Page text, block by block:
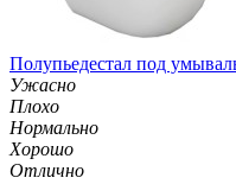
Полупьедестал под
Ужасно
Плохо
Нормально
Хорошо
Отлично